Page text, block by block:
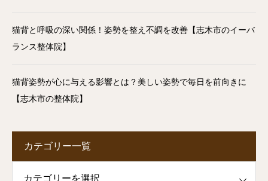
猫背と呼吸の深い関係！姿勢を整え不調を改善【志木市のイーバ
ランス整体院】
猫背姿勢が心に与える影響とは？美しい姿勢で毎日を前向きに
【志木市の整体院】
カテゴリー一覧
覧